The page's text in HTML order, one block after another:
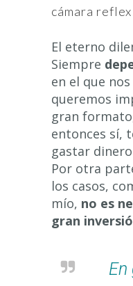
cámara
El eterno
Siempre
en el que
queremos
gran
entonces sí,
gastar
Por otra
los casos,
mío, no es
gran
En